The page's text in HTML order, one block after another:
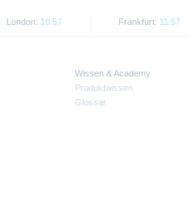
London: 10:57 Frankfurt: 11:57
Wissen & Academy
Produktwissen
Glossar